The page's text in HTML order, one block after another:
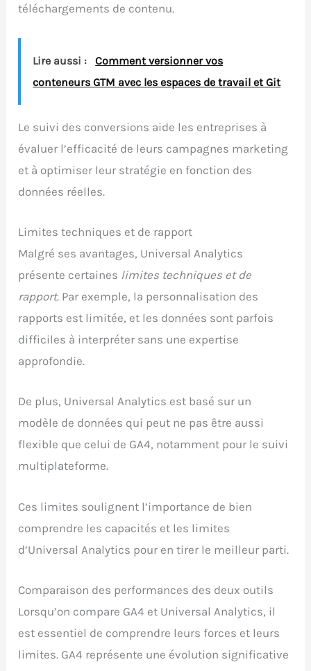
téléchargements de contenu.
Lire aussi :
Comment versionner vos
conteneurs GTM avec les espaces de travail et Git
Le suivi des conversions aide les entreprises à
évaluer l’efficacité de leurs campagnes marketing
et à optimiser leur stratégie en fonction des
données réelles.
Limites techniques et de rapport
Malgré ses avantages, Universal Analytics
présente certaines limites techniques et de
rapport. Par exemple, la personnalisation des
rapports est limitée, et les données sont parfois
difficiles à interpréter sans une expertise
approfondie.
De plus, Universal Analytics est basé sur un
modèle de données qui peut ne pas être aussi
flexible que celui de GA4, notamment pour le suivi
multiplateforme.
Ces limites soulignent l’importance de bien
comprendre les capacités et les limites
d’Universal Analytics pour en tirer le meilleur parti.
Comparaison des performances des deux outils
Lorsqu’on compare GA4 et Universal Analytics, il
est essentiel de comprendre leurs forces et leurs
limites. GA4 représente une évolution significative